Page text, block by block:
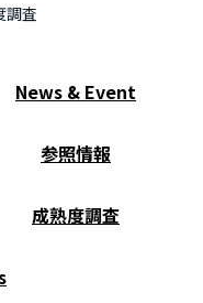
調査
News & Event
参照情報
成熟度調査